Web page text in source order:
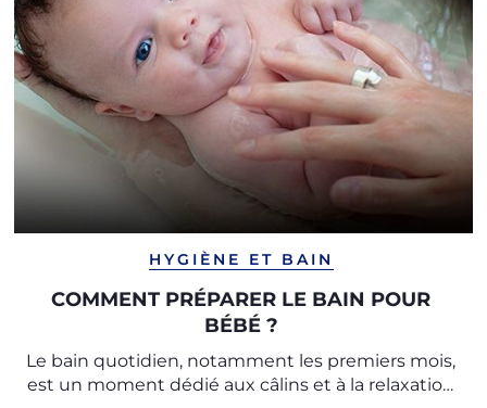
HYGIÈNE ET BAIN
COMMENT PRÉPARER LE BAIN POUR
BÉBÉ ?
Le bain quotidien, notamment les premiers mois,
est un moment dédié aux câlins et à la relaxation